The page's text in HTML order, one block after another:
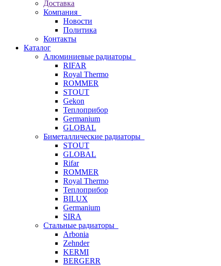
Доставка
Компания
Новости
Политика
Контакты
Каталог
Алюминиевые радиаторы
RIFAR
Royal Thermo
ROMMER
STOUT
Gekon
Теплоприбор
Germanium
GLOBAL
Биметаллические радиаторы
STOUT
GLOBAL
Rifar
ROMMER
Royal Thermo
Теплоприбор
BILUX
Germanium
SIRA
Стальные радиаторы
Arbonia
Zehnder
KERMI
BERGERR